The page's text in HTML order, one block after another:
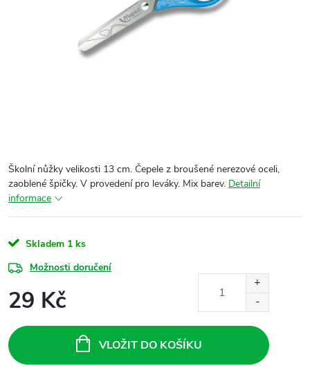
Školní nůžky velikosti 13 cm. Čepele z broušené nerezové oceli,
zaoblené špičky. V provedení pro leváky. Mix barev. Detailní
informace
Skladem 1 ks
Možnosti doručení
29 Kč
cena:
VLOŽIT DO KOŠÍKU